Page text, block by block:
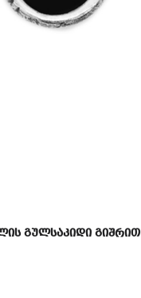
გულსაკიდი გიშრით